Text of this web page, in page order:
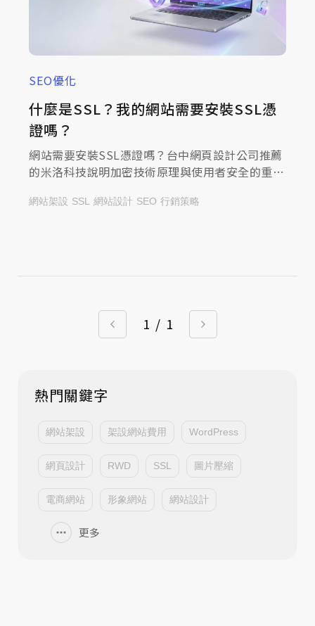
SEO優化
什麼是SSL？我的網站需要安裝SSL憑
證嗎？
網站需要安裝SSL憑證嗎？台中網頁設計公司推薦
的米洛科技說明加密技術原理與使用者安全的重要
網站架設 SSL 網站設計 SEO 行銷策略
1 / 1
熱門關鍵字
網站架設 架設網站費用 WordPress
網頁設計 RWD SSL 圖片壓縮
電商網站 形象網站 網站設計
更多